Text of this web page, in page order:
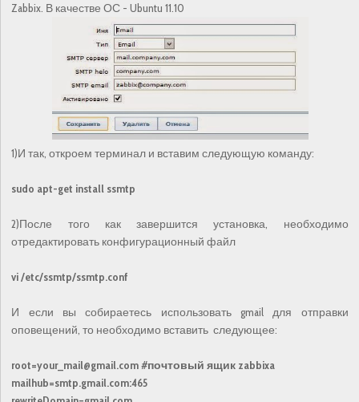
Zabbix. В качестве ОС - Ubuntu 11.10
1)И так, откроем терминал и вставим следующую команду:
sudo apt-get install ssmtp
2)После того как завершится установка, необходимо
отредактировать конфигурационный файл
vi /etc/ssmtp/ssmtp.conf
И если вы собираетесь использовать gmail для отправки
оповещений, то необходимо вставить следующее:
root=your_mail@gmail.com #почтовый ящик zabbixa
mailhub=smtp.gmail.com:465